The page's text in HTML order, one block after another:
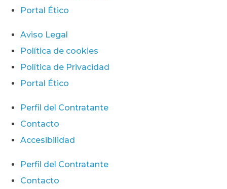
Portal Ético
Aviso Legal
Política de cookies
Política de Privacidad
Portal Ético
Perfil del Contratante
Contacto
Accesibilidad
Perfil del Contratante
Contacto